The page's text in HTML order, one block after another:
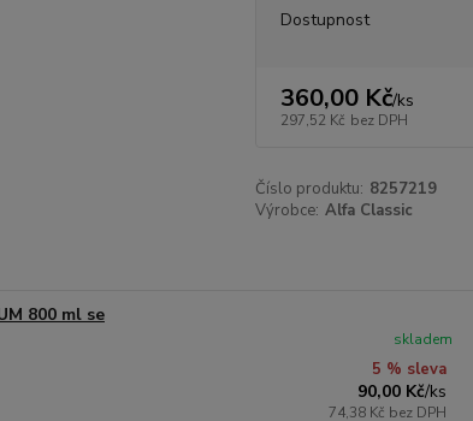
Dostupnost
360,00 Kč/ks
297,52 Kč bez DPH
Číslo produktu: 8257219
Výrobce: Alfa Classic
800 ml se
5 % sleva
90,00 Kč/ks
74,38 Kč bez DPH
skladem